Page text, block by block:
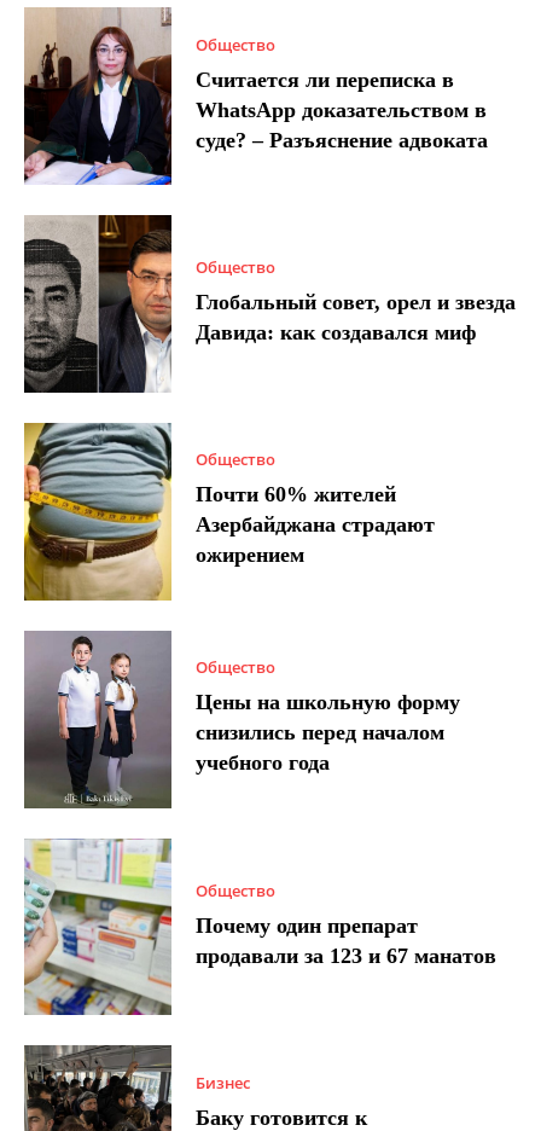
Общество
Считается ли переписка в
WhatsApp доказательством в
суде? – Разъяснение адвоката
Общество
Глобальный совет, орел и звезда
Давида: как создавался миф
Общество
Почти 60% жителей
Азербайджана страдают
ожирением
Общество
Цены на школьную форму
снизились перед началом
учебного года
Общество
Почему один препарат
продавали за 123 и 67 манатов
Бизнес
Баку готовится к